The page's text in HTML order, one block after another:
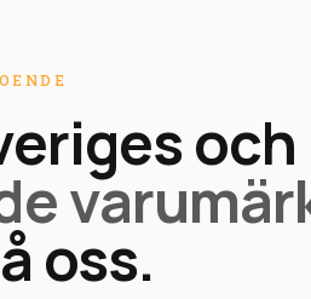
och
oss.